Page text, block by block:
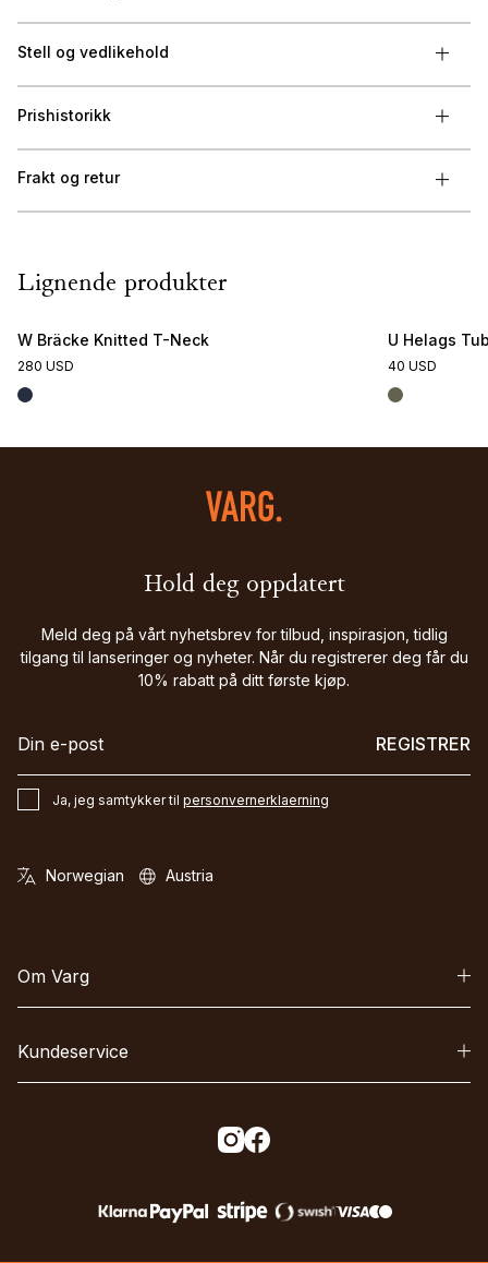
Stell og vedlikehold
Prishistorikk
Frakt og retur
Lignende produkter
W Bräcke Knitted T-Neck
280 USD
U Helags
40 USD
Hold deg oppdatert
Meld deg på vårt nyhetsbrev for tilbud, inspirasjon, tidlig
tilgang til lanseringer og nyheter. Når du registrerer deg får du
10% rabatt på ditt første kjøp.
REGISTRER
Ja, jeg samtykker til personvernerklaerning
Om Varg
Kundeservice